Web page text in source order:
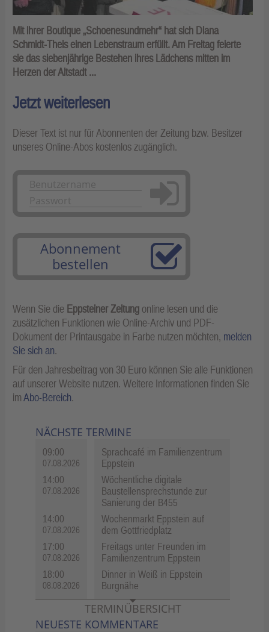
Mit ihrer Boutique „Schoenesundmehr“ hat sich Diana
Schmidt-Theis einen Lebenstraum erfüllt. Am Freitag feierte
sie das siebenjährige Bestehen ihres Lädchens mitten im
Herzen der Altstadt ...
Jetzt weiterlesen
Dieser Text ist nur für Abonnenten der Zeitung bzw. Besitzer
unseres Online-Abos kostenlos zugänglich.
Anmelden
Abonnement
bestellen
Wenn Sie die Eppsteiner Zeitung online lesen und die
zusätzlichen Funktionen wie Online-Archiv und PDF-
Dokument der Printausgabe in Farbe nutzen möchten, melden
Sie sich an.
Für den Jahresbeitrag von 30 Euro können Sie alle Funktionen
auf unserer Website nutzen. Weitere Informationen finden Sie
imAbo-Bereich.
NÄCHSTE TERMINE
09:00
07.08.2026
Sprachcafé im Familienzentrum
Eppstein
14:00
07.08.2026
Wöchentliche digitale
Baustellensprechstunde zur
Sanierung der B455
14:00
07.08.2026
Wochenmarkt Eppstein auf
dem Gottfriedplatz
17:00
07.08.2026
Freitags unter Freunden im
Familienzentrum Eppstein
18:00
08.08.2026
Dinner in Weiß in Eppstein
Burgnähe
TERMINÜBERSICHT
NEUESTE KOMMENTARE